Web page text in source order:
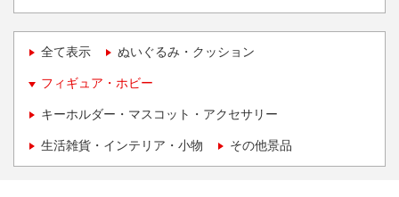
全て表示 ぬいぐるみ・クッション
フィギュア・ホビー
キーホルダー・マスコット・アクセサリー
生活雑貨・インテリア・小物 その他景品